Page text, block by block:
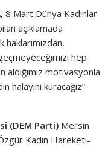
8 Mart Dünya Kadınlar
açıklamada
haklarımızdan,
hep
aldığımız motivasyonla
halayını kuracağız”
(DEM Parti) Mersin
Kadın Hareketi-